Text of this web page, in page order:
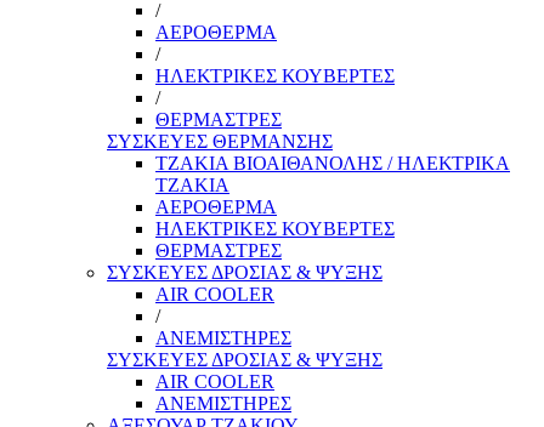
/
ΑΕΡΟΘΕΡΜΑ
/
ΗΛΕΚΤΡΙΚΕΣ ΚΟΥΒΕΡΤΕΣ
/
ΘΕΡΜΑΣΤΡΕΣ
ΣΥΣΚΕΥΕΣ ΘΕΡΜΑΝΣΗΣ
ΤΖΑΚΙΑ ΒΙΟΑΙΘΑΝΟΛΗΣ / ΗΛΕΚΤΡΙΚΑ
ΤΖΑΚΙΑ
ΑΕΡΟΘΕΡΜΑ
ΗΛΕΚΤΡΙΚΕΣ ΚΟΥΒΕΡΤΕΣ
ΘΕΡΜΑΣΤΡΕΣ
ΣΥΣΚΕΥΕΣ ΔΡΟΣΙΑΣ & ΨΥΞΗΣ
AIR COOLER
/
ΑΝΕΜΙΣΤΗΡΕΣ
ΣΥΣΚΕΥΕΣ ΔΡΟΣΙΑΣ & ΨΥΞΗΣ
AIR COOLER
ΑΝΕΜΙΣΤΗΡΕΣ